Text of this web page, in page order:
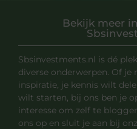
Bekijk meer
Sbsinvestments.nl is dé
diverse onderwerpen. Of je
inspiratie, je kennis wilt
wilt starten, bij ons ben je
interesse om zelf te
ons op en sluit je aan bij